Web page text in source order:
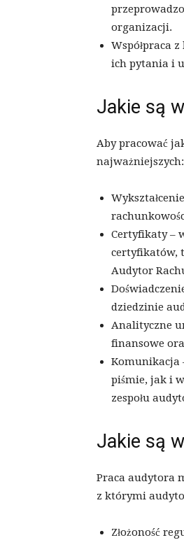
organizacji.
Współpraca
ich pytania i
Jakie są
Aby pracować
najważniejszych:
Certyfikaty –
certyfikatów,
Audytor
dziedzinie
Analityczne
finansowe
Komunikacja
piśmie, jak i
zespołu
Jakie są
Praca audytora
z którymi
Złożoność